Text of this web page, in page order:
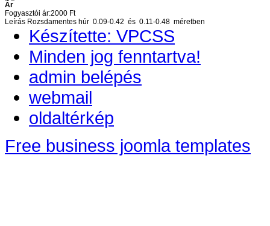
Ár
Fogyasztói ár:2000 Ft
Leírás Rozsdamentes húr 0.09-0.42 és 0.11-0.48 méretben
Készítette: VPCSS
Minden jog fenntartva!
admin belépés
webmail
oldaltérkép
Free business joomla templates